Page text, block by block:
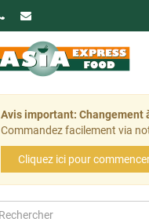
Avis important: Changement
Commandez facilement via
Cliquez ici pour